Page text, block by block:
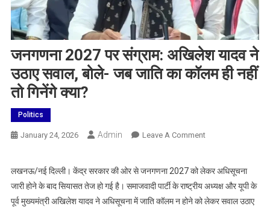
जनगणना 2027 पर संग्राम: अखिलेश यादव ने
उठाए सवाल, बोले- जब जाति का कॉलम ही नहीं
तो गिनेंगे क्या?
Politics
January 24, 2026 Admin Leave A CommentOn
पर
संग्राम:
अखिलेश
लखनऊ/नई दिल्ली। केंद्र सरकार की ओर से जनगणना 2027 को लेकर अधिसूचना
जारी होने के बाद सियासत तेज हो गई है। समाजवादी पार्टी के राष्ट्रीय अध्यक्ष और यूपी के
पूर्व मुख्यमंत्री अखिलेश यादव ने अधिसूचना में जाति कॉलम न होने को लेकर सवाल उठाए